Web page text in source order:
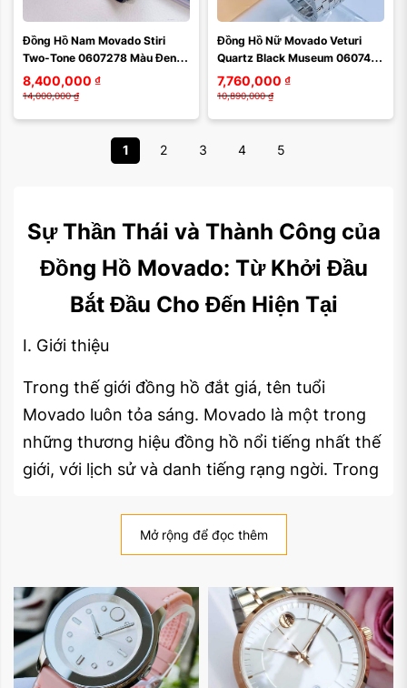
Đồng Hồ Nam Movado Stiri
Two-Tone 0607278 Màu Đen
Bạc
8,400,000 ₫
14,000,000 ₫
Đồng Hồ Nữ Movado Veturi
Quartz Black Museum 0607415
Màu Đen Bạc
7,760,000 ₫
10,890,000 ₫
1 2 3 4 5
Sự Thần Thái và Thành Công của
Đồng Hồ Movado: Từ Khởi Đầu
Bắt Đầu Cho Đến Hiện Tại
I. Giới thiệu
Trong thế giới đồng hồ đắt giá, tên tuổi
Movado luôn tỏa sáng. Movado là một trong
những thương hiệu đồng hồ nổi tiếng nhất thế
giới, với lịch sử và danh tiếng rạng ngời. Trong
phát triển và thành công của đồng hồ
đến những thiết kế độc đáo và vị thế của nó
trong ngày nay, Movado đã chứng tỏ mình là
một biểu tượng của sự thanh lịch và đẳng cấp.
Mở rộng để đọc thêm